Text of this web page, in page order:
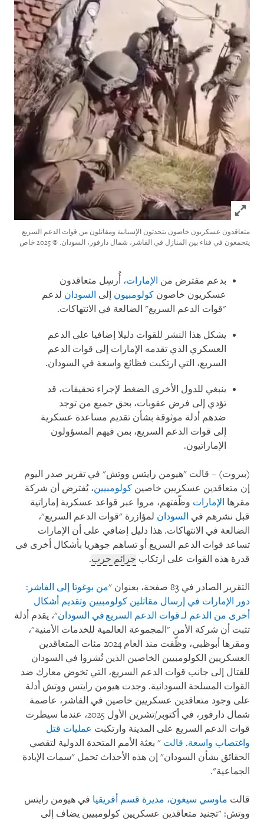
Click to expand Image
متعاقدون عسكريون خاصون يتحدثون الإسبانية ومقاتلون من قوات الدعم السريع
يتجمعون في فناء بين المنازل في الفاشر، شمال دارفور، السودان. © 2025 خاص
بدعم مفترض من الإمارات، أُرسِل متعاقدون
عسكريون خاصون كولومبيون إلى السودان لدعم
"قوات الدعم السريع" الضالعة في الانتهاكات.
يشكل هذا النشر للقوات دليلا إضافيا على الدعم
العسكري الذي تقدمه الإمارات إلى قوات الدعم
السريع، التي ارتكبت فظائع واسعة في السودان.
ينبغي للدول الأخرى الضغط لإجراء تحقيقات، قد
تؤدي إلى فرض عقوبات، بحق جميع من توجد
ضدهم أدلة موثوقة بشأن تقديم مساعدة عسكرية
إلى قوات الدعم السريع، بمن فيهم المسؤولون
الإماراتيون.
(بيروت) – قالت "هيومن رايتس ووتش" في تقرير صدر اليوم
إن متعاقدين عسكريين خاصين كولومبيين، يُفترض أن شركة
مقرها الإمارات وظّفتهم، مروا عبر قواعد عسكرية إماراتية
قبل نشرهم في السودان لمؤازرة "قوات الدعم السريع"،
الضالعة في الانتهاكات. هذا دليل إضافي على أن الإمارات
تساعد قوات الدعم السريع أو تساهم جوهريا بأشكال أخرى في
قدرة هذه القوات على ارتكاب جرائم حرب.
التقرير الصادر في 83 صفحة، بعنوان "
من بوغوتا إلى الفاشر:
دور الإمارات في إرسال مقاتلين كولومبيين وتقديم أشكال
أخرى من الدعم لـ قوات الدعم السريع في السودان"، يقدم أدلة
تثبت أن شركة الأمن "المجموعة العالمية للخدمات الأمنية"،
ومقرها أبوظبي، وظّفت منذ العام 2024 مئات المتعاقدين
العسكريين الكولومبيين الخاصين الذين نُشروا في السودان
للقتال إلى جانب قوات الدعم السريع، التي تخوض معارك ضد
القوات المسلحة السودانية. وجدت هيومن رايتس ووتش أدلة
على وجود متعاقدين عسكريين خاصين في الفاشر، عاصمة
شمال دارفور، في أكتوبر/تشرين الأول 2025، عندما سيطرت
قوات الدعم السريع على المدينة وارتكبت عمليات قتل
واغتصاب واسعة. قالت " بعثة الأمم المتحدة الدولية لتقصي
الحقائق بشأن السودان" إن هذه الأحداث تحمل "سمات الإبادة
الجماعية".
قالت ماوسي سيغون، مديرة قسم أفريقيا في هيومن رايتس
ووتش: "تجنيد متعاقدين عسكريين كولومبيين يضاف إلى